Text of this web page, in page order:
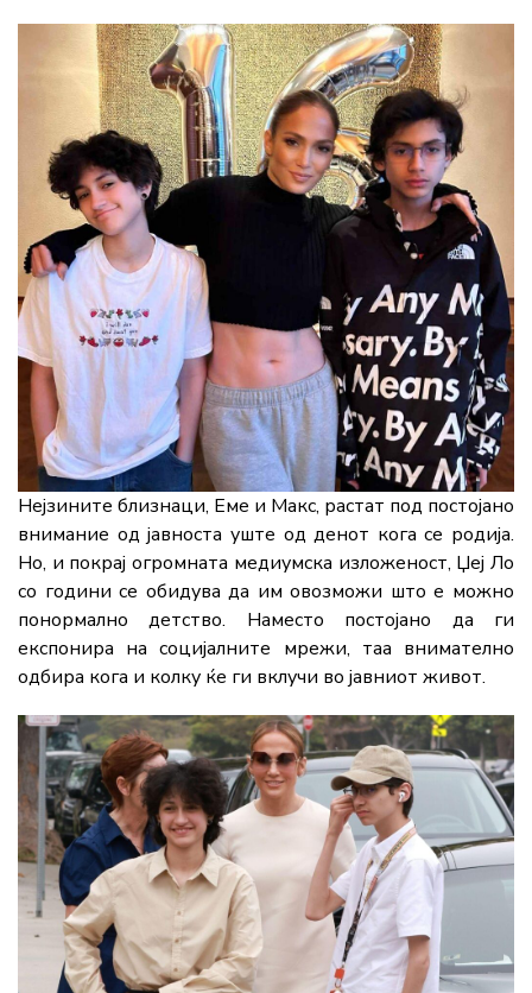
Нејзините близнаци, Еме и Maкс, растат под постојано
внимание од јавноста уште од денот кога се родија.
Но, и покрај огромната медиумска изложеност, Џеј Ло
со години се обидува да им овозможи што е можно
понормално детство. Наместо постојано да ги
експонира на социјалните мрежи, таа внимателно
одбира кога и колку ќе ги вклучи во јавниот живот.